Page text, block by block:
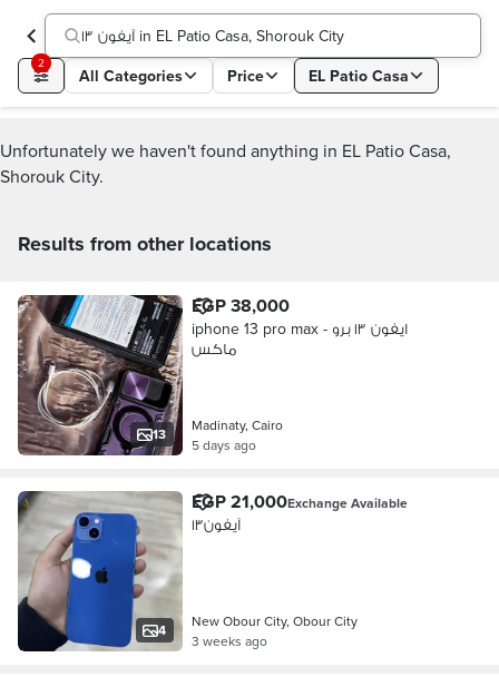
آيفون ١٣ in EL Patio Casa, Shorouk City
2
All Categories Price EL Patio Casa
Unfortunately we haven't found anything in EL Patio Casa,
Shorouk City.
Results from other locations
13
EGP 38,000
iphone 13 pro max - ايفون ١٣ برو
ماكس
Madinaty, Cairo
5 days ago
4
EGP 21,000Exchange Available
آيفون١٣
New Obour City, Obour City
3 weeks ago